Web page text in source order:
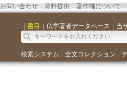
お問い合わせ． 資料提供． 著作権について．
｜ 書目 ｜ 仏学著者データベース ｜ 当
検索システム ． 全文コレクション ．